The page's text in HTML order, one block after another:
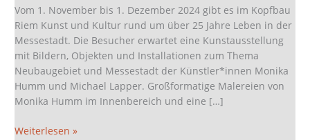
Vom 1. November bis 1. Dezember 2024 gibt es im Kopfbau
Riem Kunst und Kultur rund um über 25 Jahre Leben in der
Messestadt. Die Besucher erwartet eine Kunstausstellung
mit Bildern, Objekten und Installationen zum Thema
Neubaugebiet und Messestadt der Künstler*innen Monika
Humm und Michael Lapper. Großformatige Malereien von
Monika Humm im Innenbereich und eine […]
25
Jahre
Messestadt
Riem
Weiterlesen »